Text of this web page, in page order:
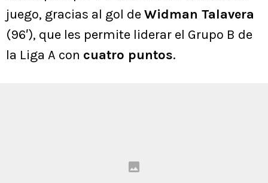
juego, gracias al gol deWidman Talavera
(96′), que les permite liderar el Grupo B de
la Liga A con cuatro puntos.